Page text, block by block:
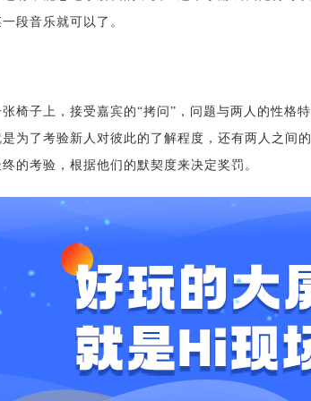
段音乐就可以了。
椅子上，接受嘉宾的“拷问”，问题与两人的性格
为了考验新人对彼此的了解程度，还有两人之间
的考验，根据他们的默契度来决定奖罚。